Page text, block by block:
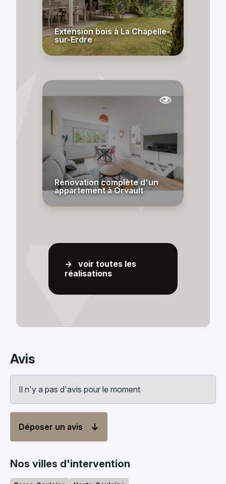
Extension bois à La Chapelle-
sur-Erdre
Rénovation complète d'un
appartement à Orvault
-> voir toutes les
réalisations
Avis
Il n'y a pas d'avis pour le moment
Déposer un avis
Nos villes d'intervention